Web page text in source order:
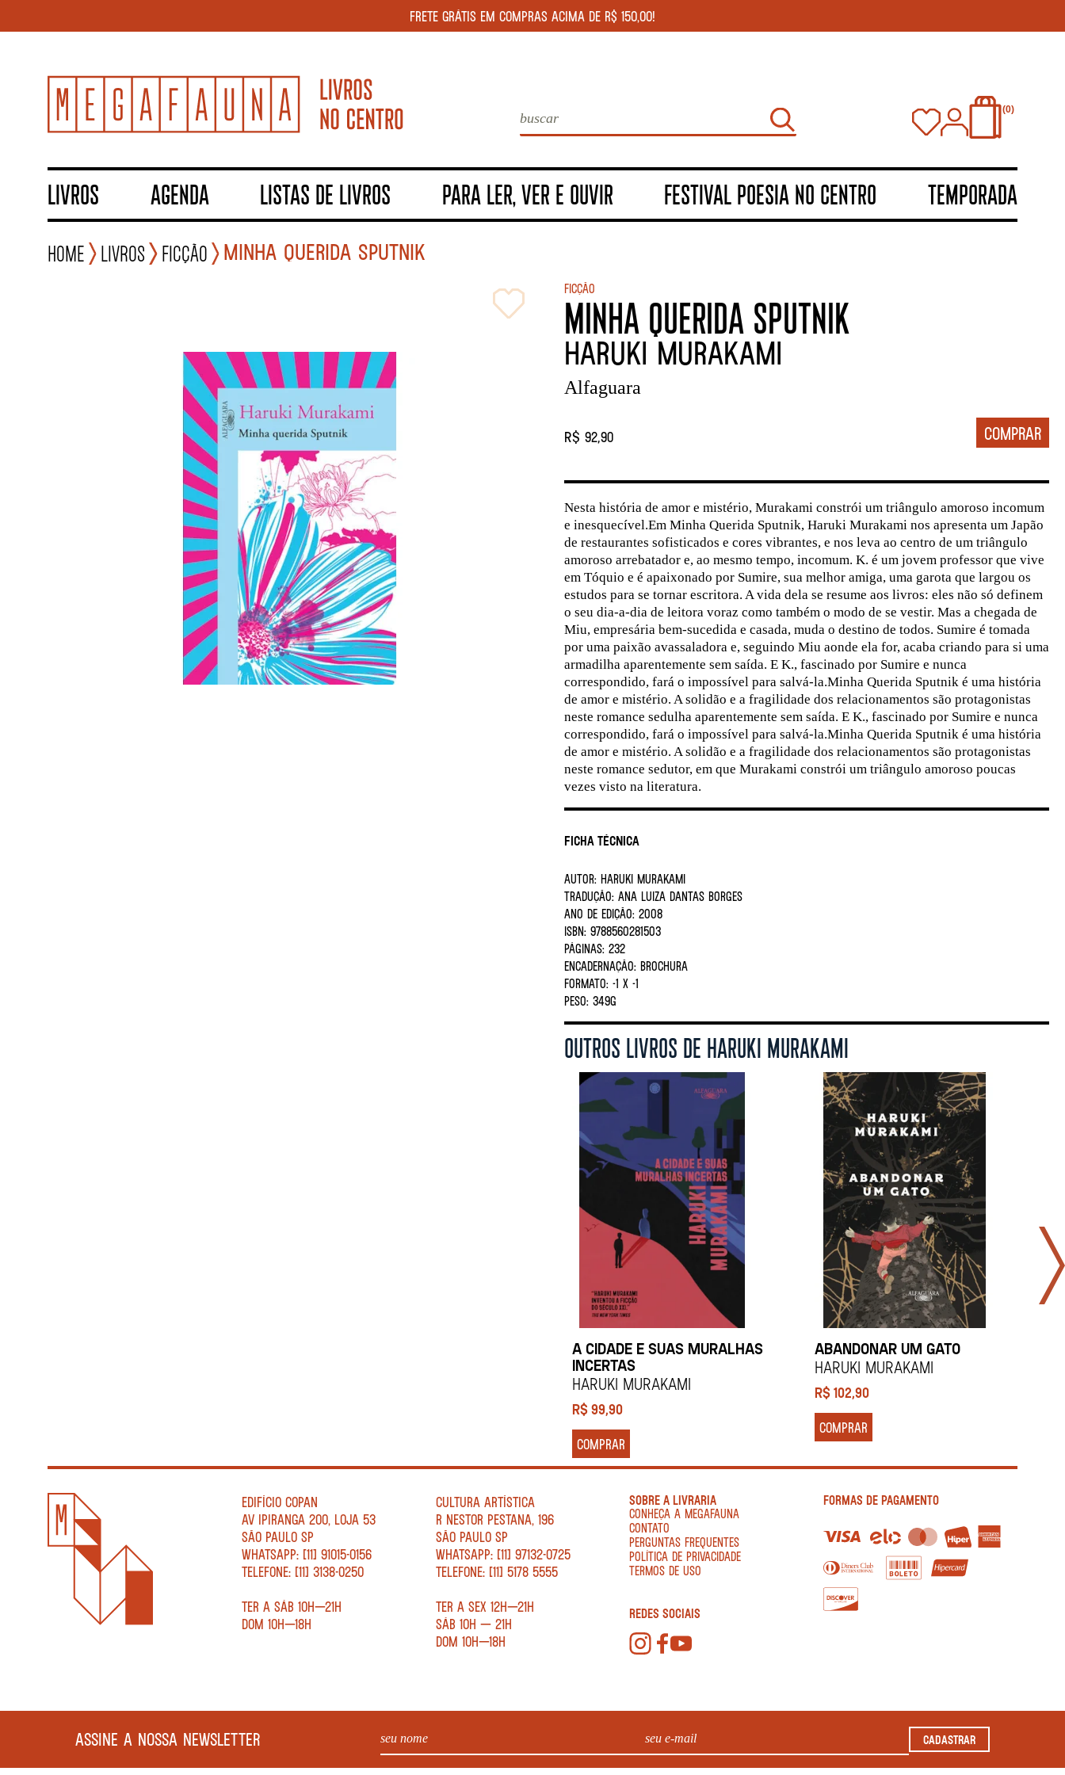
FRETE GRÁTIS EM COMPRAS ACIMA DE R$ 150,00!
0
LIVROS AGENDA LISTAS DE LIVROS PARA LER, VER E OUVIR FESTIVAL POESIA NO CENTRO TEMPORADA
Home Livros Ficção MINHA QUERIDA SPUTNIK
Ficção
MINHA QUERIDA SPUTNIK
HARUKI MURAKAMI
Alfaguara
R$ 92,90
Ficha Técnica
AUTOR: HARUKI MURAKAMI
TRADUÇÃO: Ana Luiza Dantas Borges
ANO DE EDIÇÃO: 2008
ISBN: 9788560281503
PÁGINAS: 232
ENCADERNAÇÃO: BROCHURA
FORMATO: -1 X -1
PESO: 349G
Nesta história de amor e mistério, Murakami constrói um triângulo amoroso incomum
e inesquecível.Em Minha Querida Sputnik, Haruki Murakami nos apresenta um Japão
de restaurantes sofisticados e cores vibrantes, e nos leva ao centro de um triângulo
amoroso arrebatador e, ao mesmo tempo, incomum. K. é um jovem professor que vive
em Tóquio e é apaixonado por Sumire, sua melhor amiga, uma garota que largou os
estudos para se tornar escritora. A vida dela se resume aos livros: eles não só definem
o seu dia-a-dia de leitora voraz como também o modo de se vestir. Mas a chegada de
Miu, empresária bem-sucedida e casada, muda o destino de todos. Sumire é tomada
por uma paixão avassaladora e, seguindo Miu aonde ela for, acaba criando para si uma
armadilha aparentemente sem saída. E K., fascinado por Sumire e nunca
correspondido, fará o impossível para salvá-la.Minha Querida Sputnik é uma história
de amor e mistério. A solidão e a fragilidade dos relacionamentos são protagonistas
neste romance sedulha aparentemente sem saída. E K., fascinado por Sumire e nunca
correspondido, fará o impossível para salvá-la.Minha Querida Sputnik é uma história
de amor e mistério. A solidão e a fragilidade dos relacionamentos são protagonistas
neste romance sedutor, em que Murakami constrói um triângulo amoroso poucas
vezes visto na literatura.
OUTROS LIVROS DE HARUKI MURAKAMI
A CIDADE E SUAS MURALHAS
INCERTAS
HARUKI MURAKAMI
R$99,90
COMPRAR
ABANDONAR UM GATO
HARUKI MURAKAMI
R$102,90
COMPRAR
EDIFÍCIO COPAN
AV IPIRANGA 200, LOJA 53
SÃO PAULO SP
WHATSAPP: [11] 91015-0156
TELEFONE: [11] 3138-0250
TER A SÁB 10H—21H
DOM 10H—18H
CULTURA ARTÍSTICA
R NESTOR PESTANA, 196
SÃO PAULO SP
WHATSAPP: [11] 97132-0725
TELEFONE: [11] 5178 5555
TER A SEX 12H—21H
SÁB 10H — 21H
DOM 10H—18H
SOBRE A LIVRARIA
CONHEÇA A MEGAFAUNA
CONTATO
PERGUNTAS FREQUENTES
POLÍTICA DE PRIVACIDADE
TERMOS DE USO
REDES SOCIAIS
FORMAS DE PAGAMENTO
ASSINE A NOSSA NEWSLETTER CADASTRAR